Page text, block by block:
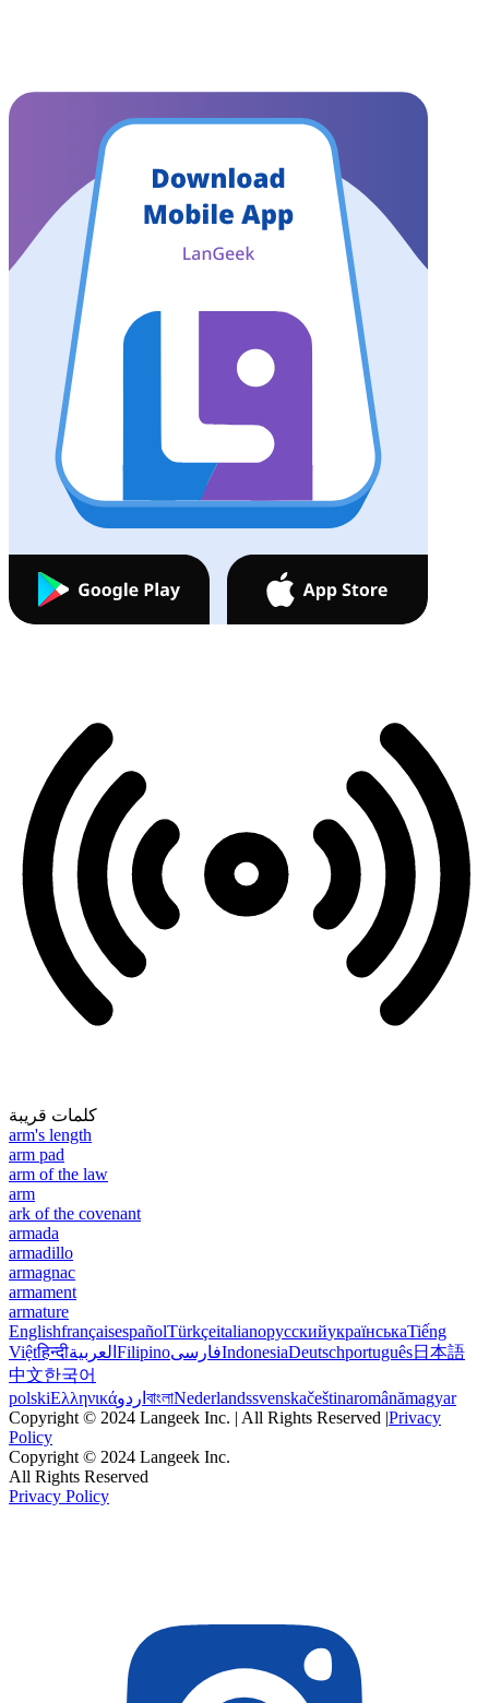
كلمات قريبة
arm's length
arm pad
arm of the law
arm
ark of the covenant
armada
armadillo
armagnac
armament
armature
EnglishfrançaisespañolTürkçeitalianoрусскийукраїнськаTiếng
Việtहिन्दीالعربية FilipinoفارسیIndonesiaDeutschportuguês日本語
中文한국어
polskiΕλληνικάاردو বাংলাNederlandssvenskačeštinaromânămagyar
Copyright © 2024 Langeek Inc. | All Rights Reserved |Privacy
Policy
Copyright © 2024 Langeek Inc.
All Rights Reserved
Privacy Policy